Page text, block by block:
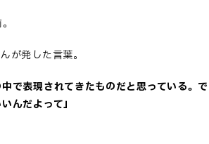
が発した言葉。
で表現されてきたものだと思っている。
んだよって」